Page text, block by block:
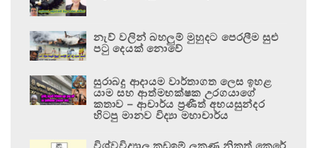
නැව් වලින් බහලුම් මුහුදට පෙරලීම සුළු
පටු දෙයක් නොවේ
සුරාබදු ආදායම වාර්තාගත ලෙස ඉහළ
යාම සහ ආත්මභක්ෂක උරගයාගේ
කතාව – ආචාර්ය ප්‍රණීත් අභයසුන්දර
හිටපු මානව විද්‍යා මහාචාර්ය